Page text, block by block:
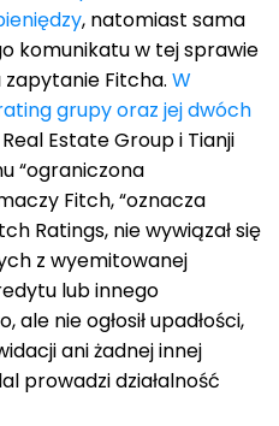
, natomiast sama
komunikatu w tej sprawie
zapytanie Fitcha. W
grupy oraz jej dwóch
Estate Group i Tianji
“ograniczona
Fitch, “oznacza
Ratings, nie wywiązał się
z wyemitowanej
lub innego
nie ogłosił upadłości,
ani żadnej innej
prowadzi działalność